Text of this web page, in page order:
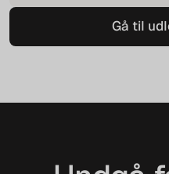
Gå til
Gå til